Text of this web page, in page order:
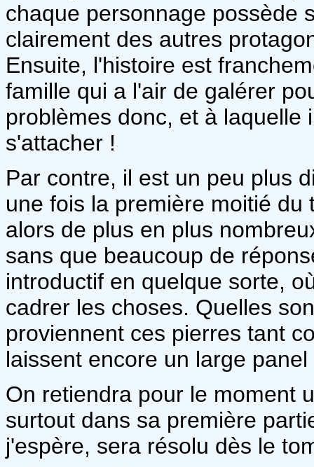
chaque personnage possède
clairement des autres
Ensuite, l'histoire est
famille qui a l'air de galérer
problèmes donc, et à laquelle
s'attacher !
Par contre, il est un peu plus
une fois la première moitié
alors de plus en plus
sans que beaucoup de
introductif en quelque sorte,
cadrer les choses. Quelles
proviennent ces pierres tant
laissent encore un large
On retiendra pour le moment
surtout dans sa première
j'espère, sera résolu dès le